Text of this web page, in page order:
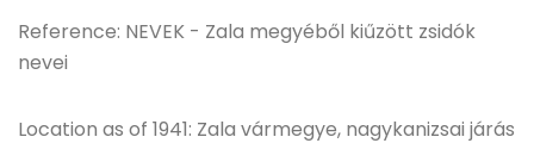
Reference: NEVEK - Zala megyéből kiűzött zsidók
nevei
Location as of 1941: Zala vármegye, nagykanizsai járás